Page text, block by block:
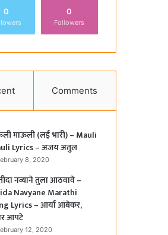
0 0
Followers
Comments
माऊली (लई भारी) – Mauli
Lyrics – अजय अतुल
8, 2020
नव्याने तुला आठवावे –
Navyane Marathi
Lyrics – आर्या आंबेकर,
आपटे
12, 2020